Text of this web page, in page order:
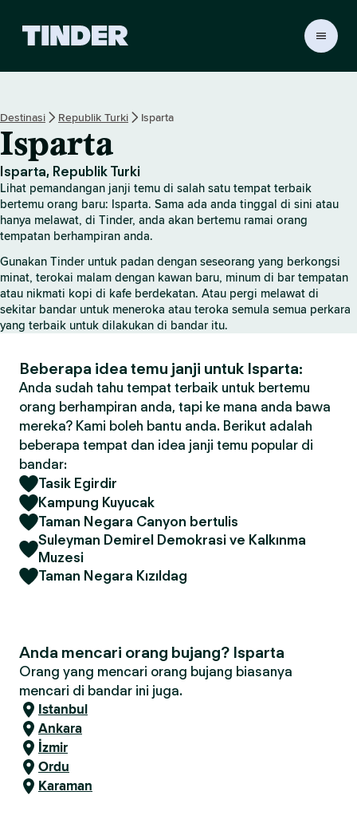
a
t
a
m
a
T
n
d
e
r
Destinasi Republik Turki Isparta
Isparta
Isparta, Republik Turki
Lihat pemandangan janji temu di salah satu tempat terbaik
bertemu orang baru: Isparta. Sama ada anda tinggal di sini atau
hanya melawat, di Tinder, anda akan bertemu ramai orang
tempatan berhampiran anda.
Gunakan Tinder untuk padan dengan seseorang yang berkongsi
minat, terokai malam dengan kawan baru, minum di bar tempatan
atau nikmati kopi di kafe berdekatan. Atau pergi melawat di
sekitar bandar untuk meneroka atau teroka semula semua perkara
yang terbaik untuk dilakukan di bandar itu.
Beberapa idea temu janji untuk Isparta:
Anda sudah tahu tempat terbaik untuk bertemu
orang berhampiran anda, tapi ke mana anda bawa
mereka? Kami boleh bantu anda. Berikut adalah
beberapa tempat dan idea janji temu popular di
bandar:
Tasik Egirdir
Kampung Kuyucak
Taman Negara Canyon bertulis
Suleyman Demirel Demokrasi ve Kalkınma
Muzesi
Taman Negara Kızıldag
Anda mencari orang bujang? Isparta
Orang yang mencari orang bujang biasanya
mencari di bandar ini juga.
Istanbul
Ankara
İzmir
Ordu
Karaman